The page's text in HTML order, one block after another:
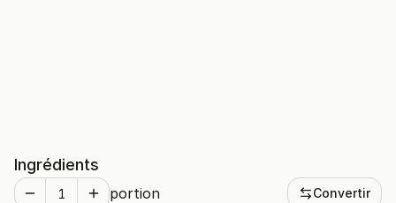
Ingrédients
portion Convertir